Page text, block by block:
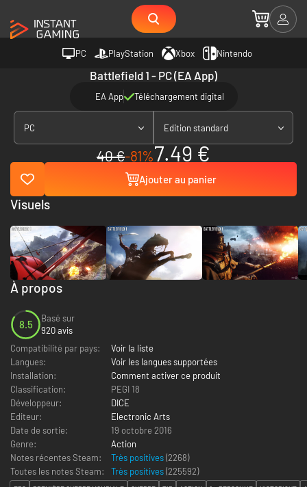
PC PlayStation Xbox Nintendo
Battlefield 1 - PC (EA App)
EA App Téléchargement digital
PC Edition standard
40 €-81%7.49 €
Ajouter au panier
À propos
8.5
Basé sur
920 avis
Compatibilité par pays:
Voir la liste
Langues:
Voir les langues supportées
Installation:
Comment activer ce produit
Classification:
PEGI 18
Développeur:
DICE
Editeur:
Electronic Arts
Date de sortie:
19 octobre 2016
Genre:
Action
Notes récentes Steam:
Très positives(2268)
Toutes les notes Steam:
Très positives(225592)
Visuels